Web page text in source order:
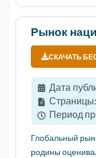
с 12,1
миллиарда
Рынок
СКАЧАТЬ
Дата
Страницы:
Период
Глобальный
родины